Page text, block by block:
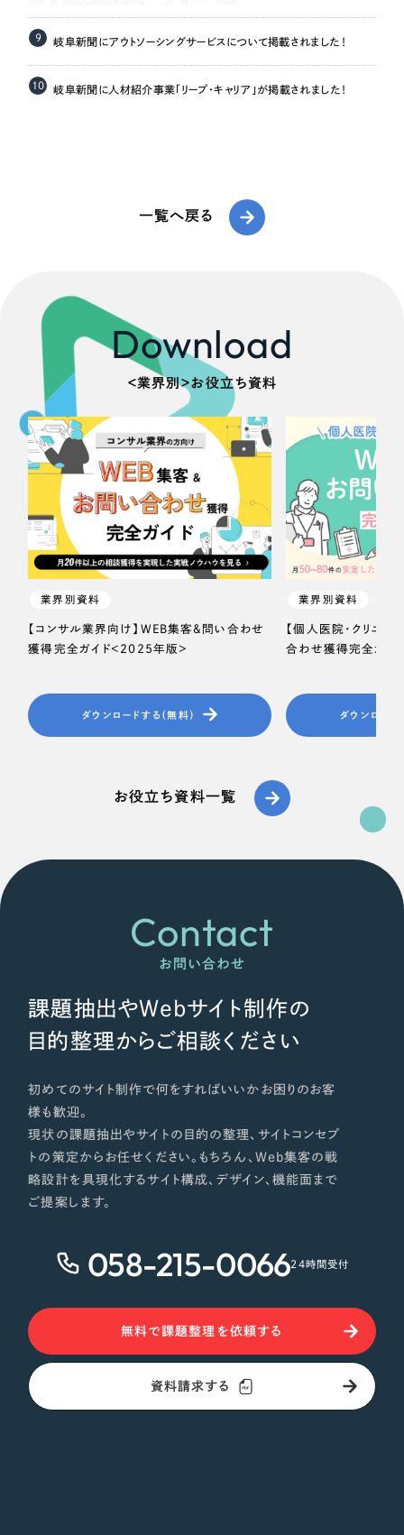
9 岐阜新聞にアウトソーシングサービスについて掲載されました！
10 岐阜新聞に人材紹介事業「リープ・キャリア」が掲載されました！
一覧へ戻る
Download
＜業界別＞お役立ち資料
業界別資料
【コンサル業界向け】WEB集客＆問い合わせ
獲得完全ガイド＜2025年版＞
ダウンロードする（無料）
業界別資料
【個人医院・クリニッ
合わせ獲得完全ガイ
ダウンロード
お役立ち資料一覧
Contact
お問い合わせ
課題抽出やWebサイト制作の
目的整理からご相談ください
初めてのサイト制作で何をすればいいかお困りのお客
様も歓迎。
現状の課題抽出やサイトの目的の整理、サイトコンセプ
トの策定からお任せください。もちろん、Web集客の戦
略設計を具現化するサイト構成、デザイン、機能面まで
ご提案します。
058-215-006624時間受付
無料で課題整理を依頼する
資料請求する